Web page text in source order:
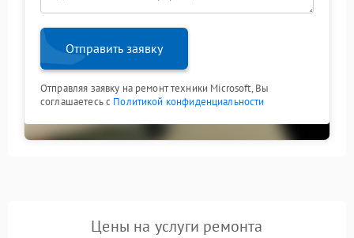
Отправить заявку
Отправляя заявку на ремонт техники Microsoft, Вы
соглашаетесь с Политикой конфиденциальности
Цены на услуги ремонта